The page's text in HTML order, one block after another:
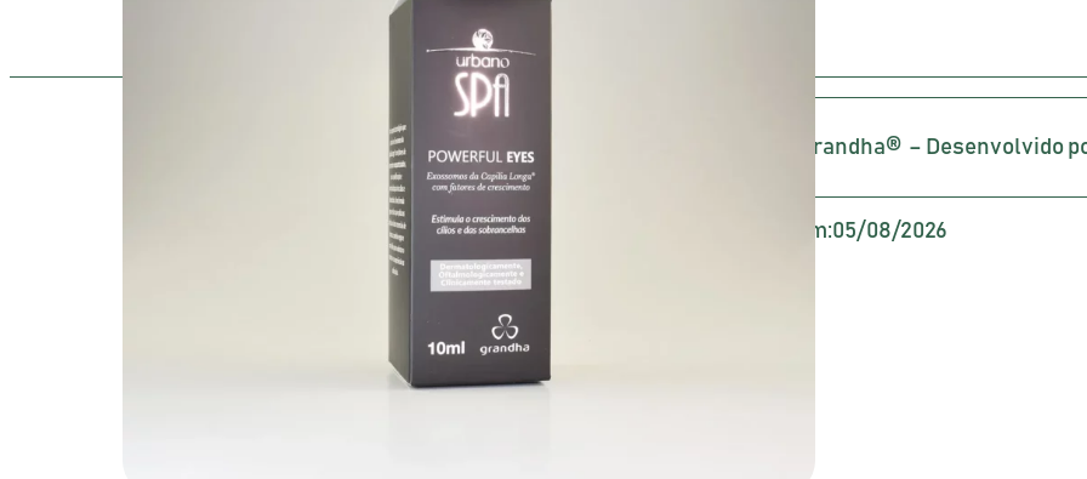
alto
2026 – Todos os direitos reservados – Grandha® – Desenvolvido
Atualizado em:05/08/2026